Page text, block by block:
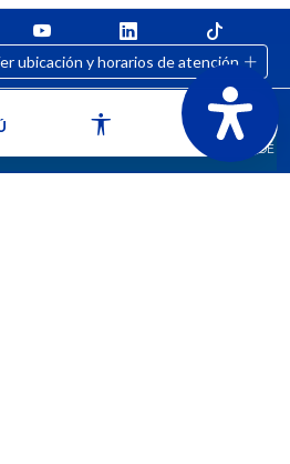
ubicación y horarios de atención